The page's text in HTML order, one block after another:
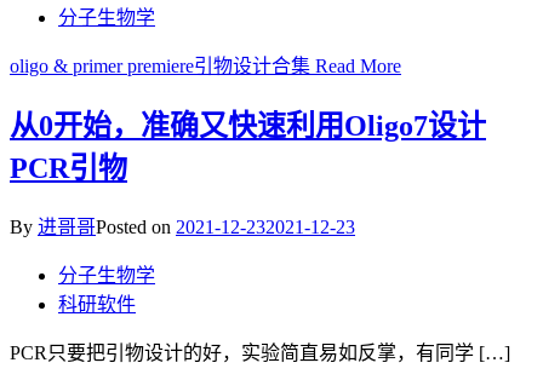
分子生物学
oligo & primer premiere引物设计合集 Read More
从0开始，准确又快速利用Oligo7设计
PCR引物
By 进哥哥Posted on 2021-12-232021-12-23
分子生物学
科研软件
PCR只要把引物设计的好，实验简直易如反掌，有同学 […]